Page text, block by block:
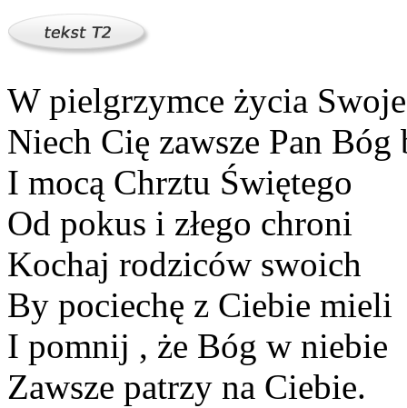
W pielgrzymce życia
Niech Cię zawsze Pan Bóg
I mocą Chrztu Świętego
Od pokus i złego chroni
Kochaj rodziców swoich
By pociechę z Ciebie mieli
I pomnij , że Bóg w niebie
Zawsze patrzy na Ciebie.